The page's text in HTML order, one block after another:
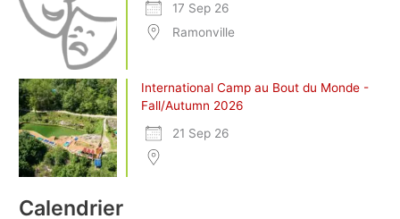
17 Sep 26
Ramonville
International Camp au Bout du Monde -
Fall/Autumn 2026
21 Sep 26
Calendrier